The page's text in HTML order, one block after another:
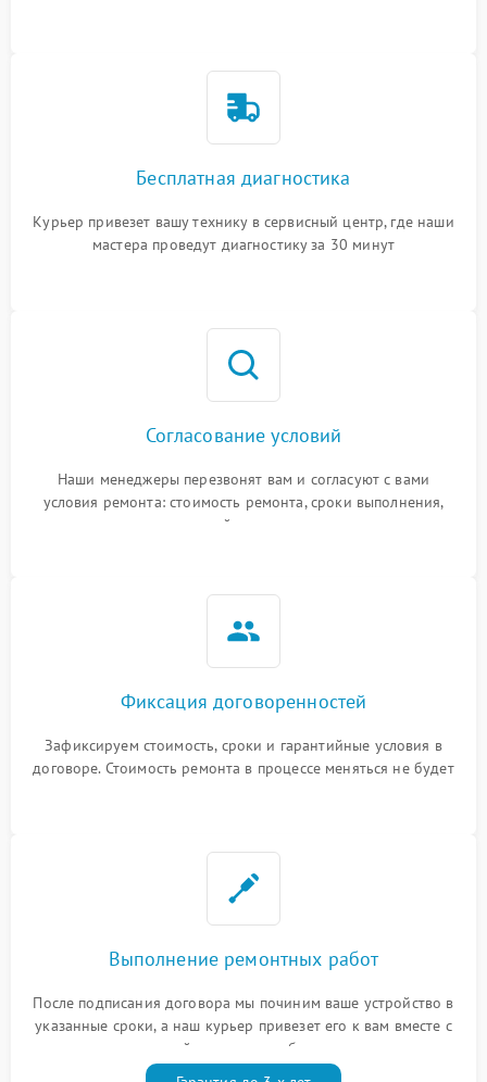
Бесплатная диагностика
Курьер привезет вашу технику в сервисный центр, где наши
мастера проведут диагностику за 30 минут
Согласование условий
Наши менеджеры перезвонят вам и согласуют с вами
условия ремонта: стоимость ремонта, сроки выполнения,
гарантийные условия
Фиксация договоренностей
Зафиксируем стоимость, сроки и гарантийные условия в
договоре. Стоимость ремонта в процессе меняться не будет
Выполнение ремонтных работ
После подписания договора мы починим ваше устройство в
указанные сроки, а наш курьер привезет его к вам вместе с
гарантийным талоном бесплатно